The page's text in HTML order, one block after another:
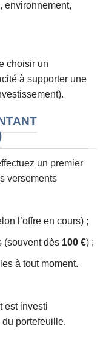
environnement,
choisir un
à supporter une
un premier
versements
l’offre en cours) ;
dès 100 €) ;
à tout moment.
est investi
portefeuille.